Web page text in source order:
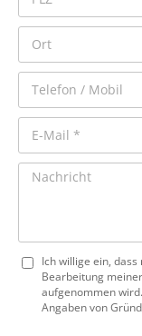
Ich willige ein,
Bearbeitung
aufgenommen
Angaben von